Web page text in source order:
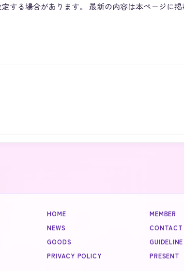
する場合があります。 最新の内容は本ページに掲
HOME
MEMBER
NEWS
CONTACT
GOODS
GUIDELINE
PRIVACY POLICY
PRESENT